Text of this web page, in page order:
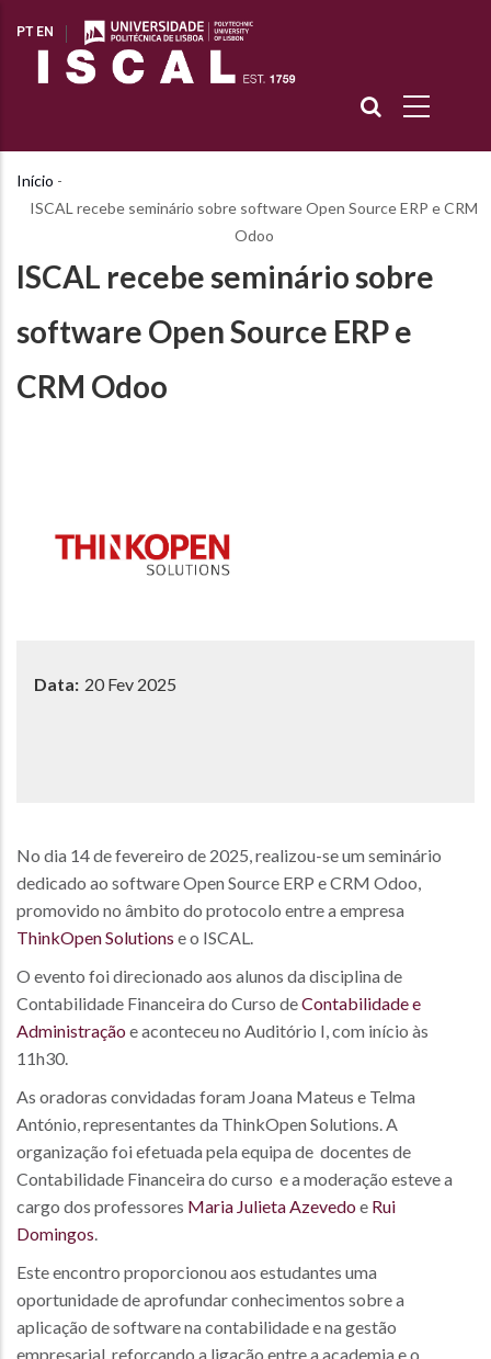
para
PT EN
ISCAL recebe seminário sobre
software Open Source ERP e
CRM Odoo
Data: 20 Fev 2025
No dia 14 de fevereiro de 2025, realizou-se um seminário
dedicado ao software Open Source ERP e CRM Odoo,
promovido no âmbito do protocolo entre a empresa
ThinkOpen Solutions e o ISCAL.
O evento foi direcionado aos alunos da disciplina de
Contabilidade Financeira do Curso deContabilidade e
Administraçãoe aconteceu no Auditório I, com início às
11h30.
As oradoras convidadas foram Joana Mateus e Telma
António, representantes da ThinkOpen Solutions. A
organização foi efetuada pela equipa de docentes de
Contabilidade Financeira do curso e a moderação esteve a
cargo dos professores Maria Julieta Azevedoe Rui
Domingos.
Este encontro proporcionou aos estudantes uma
oportunidade de aprofundar conhecimentos sobre a
aplicação de software na contabilidade e na gestão
empresarial, reforçando a ligação entre a academia e o
Navegação
Início -
ISCAL recebe seminário sobre software Open Source ERP e CRM
Odoo